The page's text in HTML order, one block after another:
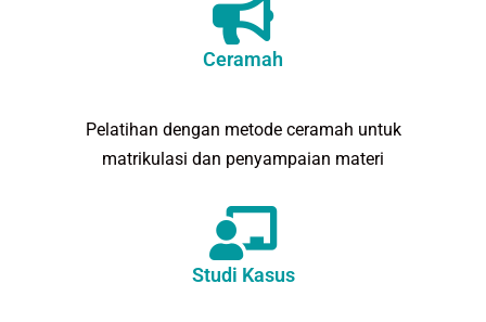
Ceramah
Pelatihan dengan metode ceramah untuk
matrikulasi dan penyampaian materi
Studi Kasus